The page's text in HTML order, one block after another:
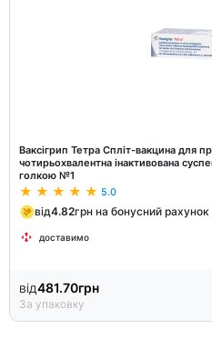
Ваксігрип Тетра Спліт-вакцина для
чотирьохвалентна інактивована
голкою №1
5.0
від4.82грн на бонусний рахунок
доставимо
від481.70грн
За упаковку